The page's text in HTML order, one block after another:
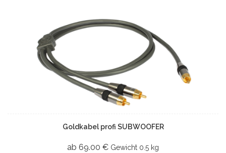
Goldkabel profi SUBWOOFER
ab 69.00 € Gewicht 0.5 kg